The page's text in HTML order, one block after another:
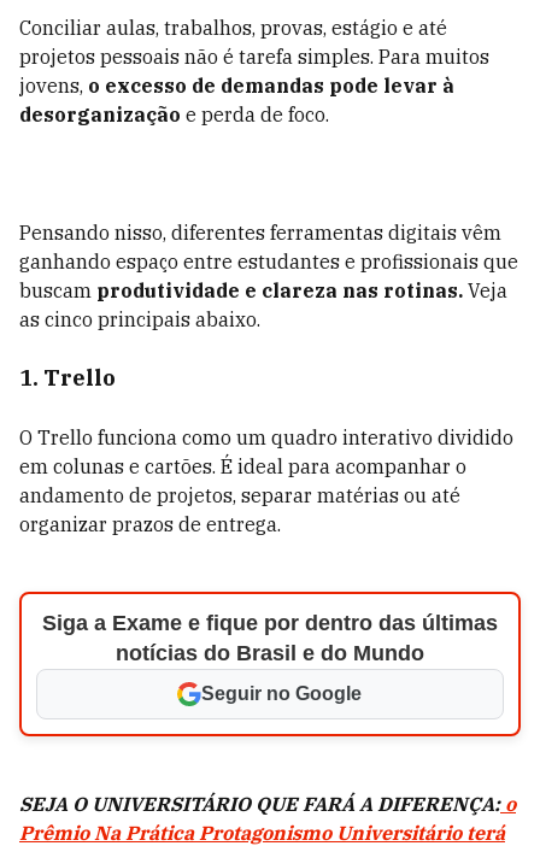
Conciliar aulas, trabalhos, provas, estágio e até
projetos pessoais não é tarefa simples. Para muitos
jovens, o excesso de demandas pode levar à
desorganização e perda de foco.
Pensando nisso, diferentes ferramentas digitais vêm
ganhando espaço entre estudantes e profissionais que
buscam produtividade e clareza nas rotinas. Veja
as cinco principais abaixo.
1. Trello
O Trello funciona como um quadro interativo dividido
em colunas e cartões. É ideal para acompanhar o
andamento de projetos, separar matérias ou até
organizar prazos de entrega.
Siga a Exame e fique por dentro das últimas
notícias do Brasil e do Mundo
Seguir no Google
SEJA O UNIVERSITÁRIO QUE FARÁ A DIFERENÇA:o
Prêmio Na Prática Protagonismo Universitário terá